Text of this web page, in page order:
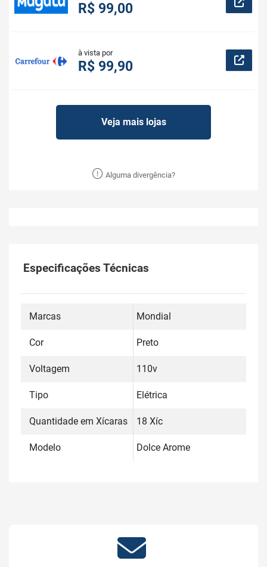
R$ 99,00
à vista por
R$ 99,90
Veja mais lojas
Alguma divergência?
Especificações Técnicas
Marcas Mondial
Cor Preto
Voltagem 110v
Tipo Elétrica
Quantidade em Xícaras 18 Xíc
Modelo Dolce Arome